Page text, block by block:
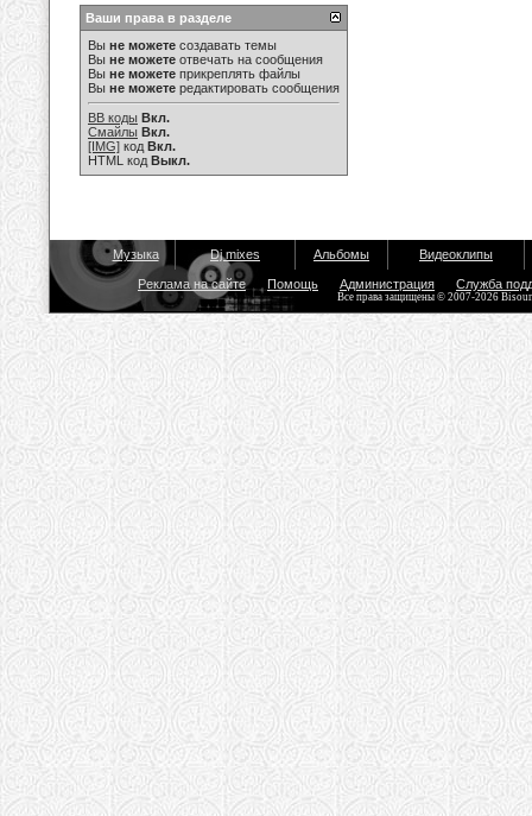
Ваши права в разделе
Вы не можете создавать темы
Вы не можете отвечать на сообщения
Вы не можете прикреплять файлы
Вы не можете редактировать сообщения
BB коды Вкл.
Смайлы Вкл.
[IMG] код Вкл.
HTML код Выкл.
Музыка Dj mixes Альбомы Видеоклипы
Реклама на сайте Помощь Администрация Служба
Все права защищены © 2007-2026